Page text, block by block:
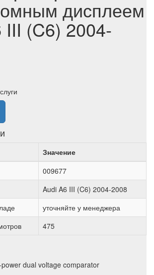
дисплеем
III (C6) 2004-
Значение
009677
Audi A6 III (C6) 2004-2008
уточняйте у менеджера
475
power dual voltage comparator